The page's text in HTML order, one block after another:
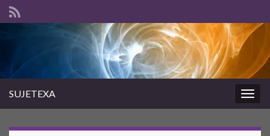
SUJETEXA